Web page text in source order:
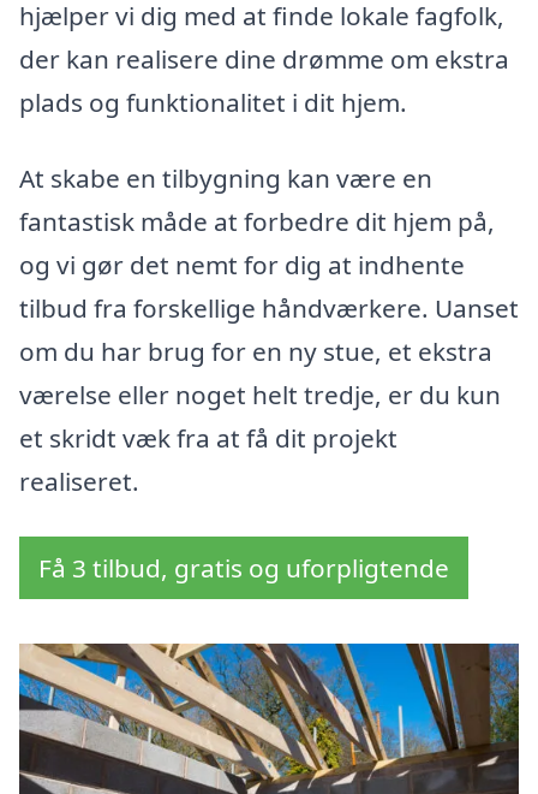
hjælper vi dig med at finde lokale fagfolk,
der kan realisere dine drømme om ekstra
plads og funktionalitet i dit hjem.
At skabe en tilbygning kan være en
fantastisk måde at forbedre dit hjem på,
og vi gør det nemt for dig at indhente
tilbud fra forskellige håndværkere. Uanset
om du har brug for en ny stue, et ekstra
værelse eller noget helt tredje, er du kun
et skridt væk fra at få dit projekt
realiseret.
Få 3 tilbud, gratis og uforpligtende